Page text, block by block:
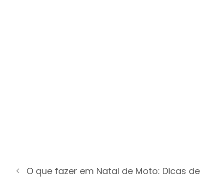
O que fazer em Natal de Moto: Dicas de